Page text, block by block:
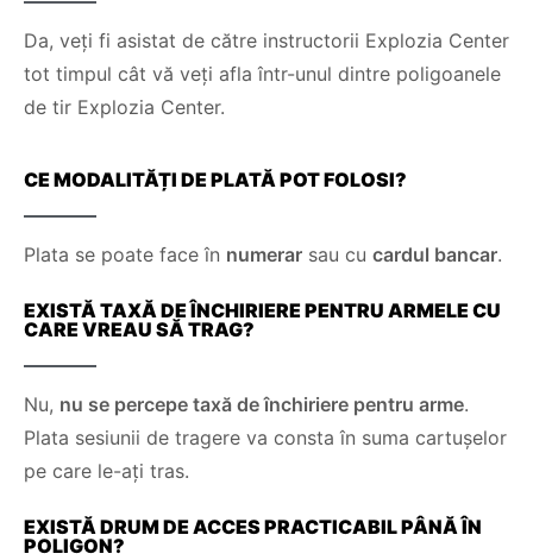
Da, veți fi asistat de către instructorii Explozia Center
tot timpul cât vă veți afla într-unul dintre poligoanele
de tir Explozia Center.
CE MODALITĂȚI DE PLATĂ POT FOLOSI?
Plata se poate face în numerar sau cu cardul bancar.
EXISTĂ TAXĂ DE ÎNCHIRIERE PENTRU ARMELE CU
CARE VREAU SĂ TRAG?
Nu, nu se percepe taxă de închiriere pentru arme.
Plata sesiunii de tragere va consta în suma cartușelor
pe care le-ați tras.
EXISTĂ DRUM DE ACCES PRACTICABIL PÂNĂ ÎN
POLIGON?